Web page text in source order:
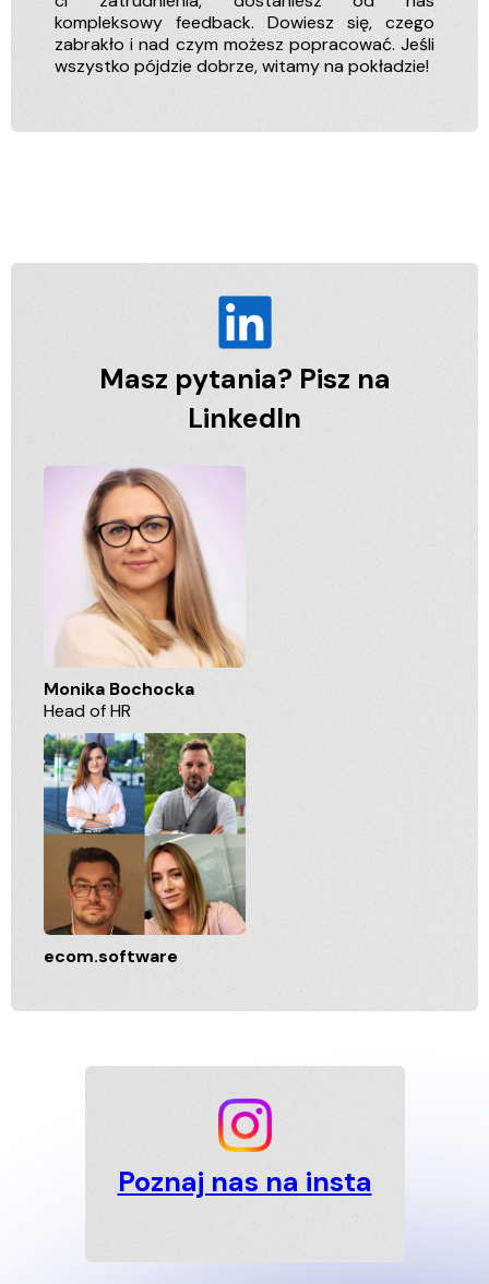
kompleksowy feedback. Dowiesz się, czego
zabrakło i nad czym możesz popracować. Jeśli
wszystko pójdzie dobrze, witamy na pokładzie!
Masz pytania? Pisz na
LinkedIn
Monika Bochocka
Head of HR
ecom.software
Poznaj nas na insta